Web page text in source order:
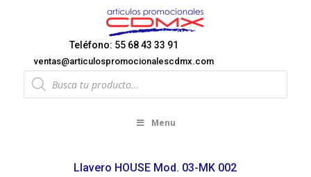
Teléfono: 55 68 43 33 91
ventas@articulospromocionalescdmx.com
Products
search
Menu
Llavero HOUSE Mod. 03-MK 002